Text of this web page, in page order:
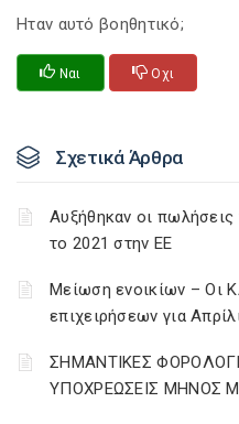
Ηταν αυτό βοηθητικό;
Ναι Οχι
Σχετικά Άρθρα
Αυξήθηκαν οι
το 2021 στην ΕΕ
Μείωση ενοικίων – Οι
επιχειρήσεων για
ΣΗΜΑΝΤΙΚΕΣ
ΥΠΟΧΡΕΩΣΕΙΣ ΜΗΝΟΣ